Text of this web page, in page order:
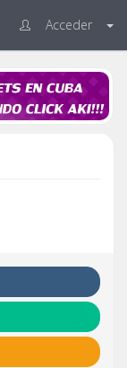
Acceder